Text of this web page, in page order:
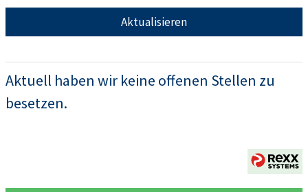
Aktualisieren
Aktuell haben wir keine offenen Stellen zu
besetzen.